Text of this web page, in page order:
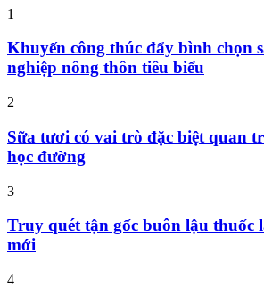
1
Khuyến công thúc đẩy bình chọn
nghiệp nông thôn tiêu biểu
2
Sữa tươi có vai trò đặc biệt quan
học đường
3
Truy quét tận gốc buôn lậu thuốc
mới
4